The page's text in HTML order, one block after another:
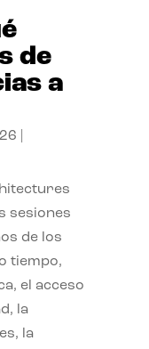
de
a
sesiones
de los
tiempo,
el acceso
la
la